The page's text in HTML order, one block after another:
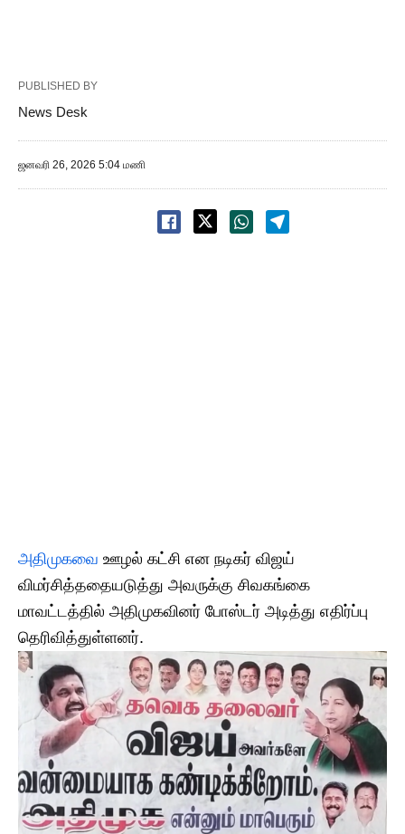
PUBLISHED BY
News Desk
ஜனவரி 26, 2026 5:04 மணி
அதிமுகவை ஊழல் கட்சி என நடிகர் விஜய்
விமர்சித்ததையடுத்து அவருக்கு சிவகங்கை
மாவட்டத்தில் அதிமுகவினர் போஸ்டர் அடித்து எதிர்ப்பு
தெரிவித்துள்ளனர்.